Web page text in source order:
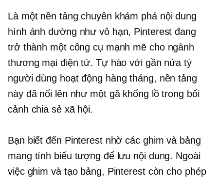
Là một nền tảng chuyên khám phá nội dung
hình ảnh dường như vô hạn, Pinterest đang
trở thành một công cụ mạnh mẽ cho ngành
thương mại điện tử. Tự hào với gần nửa tỷ
người dùng hoạt động hàng tháng, nền tảng
này đã nổi lên như một gã khổng lồ trong bối
cảnh chia sẻ xã hội.
Bạn biết đến Pinterest nhờ các ghim và bảng
mang tính biểu tượng để lưu nội dung. Ngoài
việc ghim và tạo bảng, Pinterest còn cho phép